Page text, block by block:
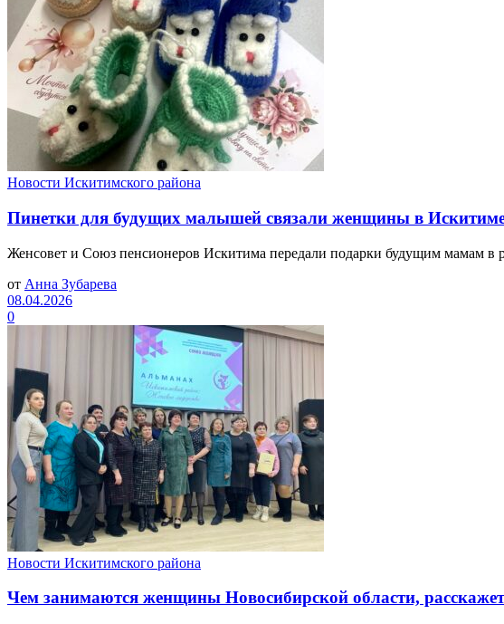
Новости Искитимского района
Пинетки для будущих малышей связали женщины в
Женсовет и Союз пенсионеров Искитима передали подарки будущим мамам
от Анна Зубарева
08.04.2026
0
Новости Искитимского района
Чем занимаются женщины Новосибирской области,